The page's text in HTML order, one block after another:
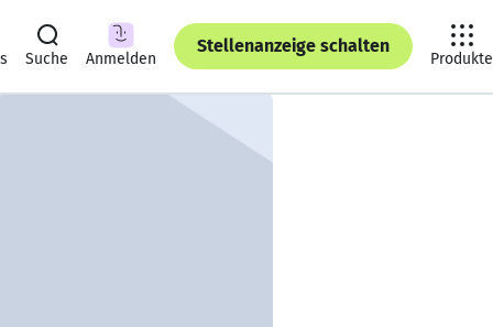
Suche Anmelden
Stellenanzeige schalten
Produkte